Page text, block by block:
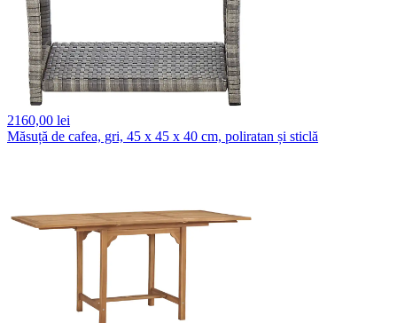
2160,00 lei
Măsuță de cafea, gri, 45 x 45 x 40 cm, poliratan și sticlă